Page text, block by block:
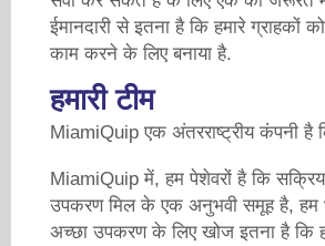
ईमानदारी से इतना है कि हमारे ग्राहकों
काम करने के लिए बनाया है.
हमारी टीम
MiamiQuip एक अंतरराष्ट्रीय कंपनी
MiamiQuip में, हम पेशेवरों है कि
उपकरण मिल के एक अनुभवी समूह है, हम
अच्छा उपकरण के लिए खोज इतना है कि